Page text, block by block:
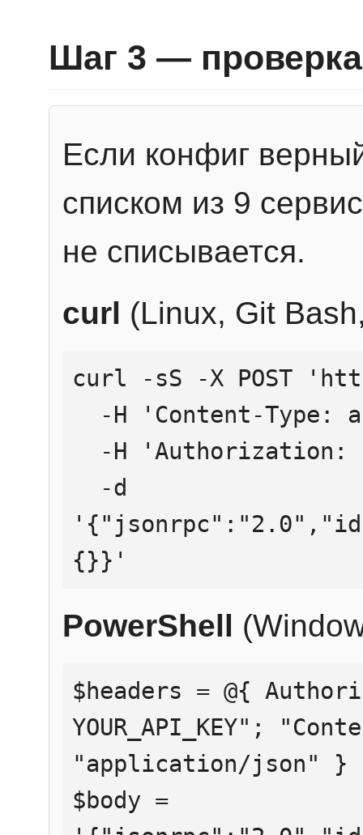
Шаг 3 — проверка
Если конфиг
списком из 9
не списывается.
curl (Linux, Git
curl -sS -X POST
{}}'
PowerShell
$headers = @{
YOUR_API_KEY";
"application/json" }
$body =